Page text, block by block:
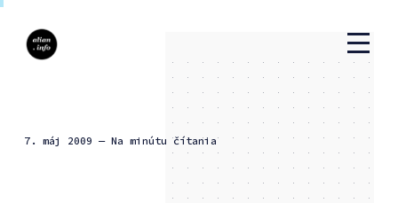
7. máj 2009 — Na minútu čítania